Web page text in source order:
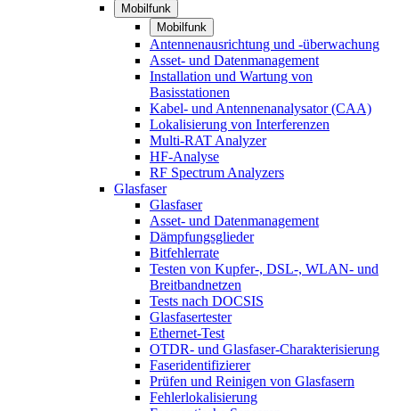
Mobilfunk
Mobilfunk
Antennenausrichtung und -überwachung
Asset- und Datenmanagement
Installation und Wartung von
Basisstationen
Kabel- und Antennenanalysator (CAA)
Lokalisierung von Interferenzen
Multi-RAT Analyzer
HF-Analyse
RF Spectrum Analyzers
Glasfaser
Glasfaser
Asset- und Datenmanagement
Dämpfungsglieder
Bitfehlerrate
Testen von Kupfer-, DSL-, WLAN- und
Breitbandnetzen
Tests nach DOCSIS
Glasfasertester
Ethernet-Test
OTDR- und Glasfaser-Charakterisierung
Faseridentifizierer
Prüfen und Reinigen von Glasfasern
Fehlerlokalisierung